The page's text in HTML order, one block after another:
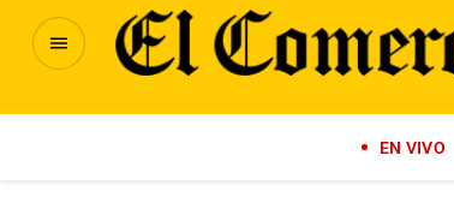
EN VIVO